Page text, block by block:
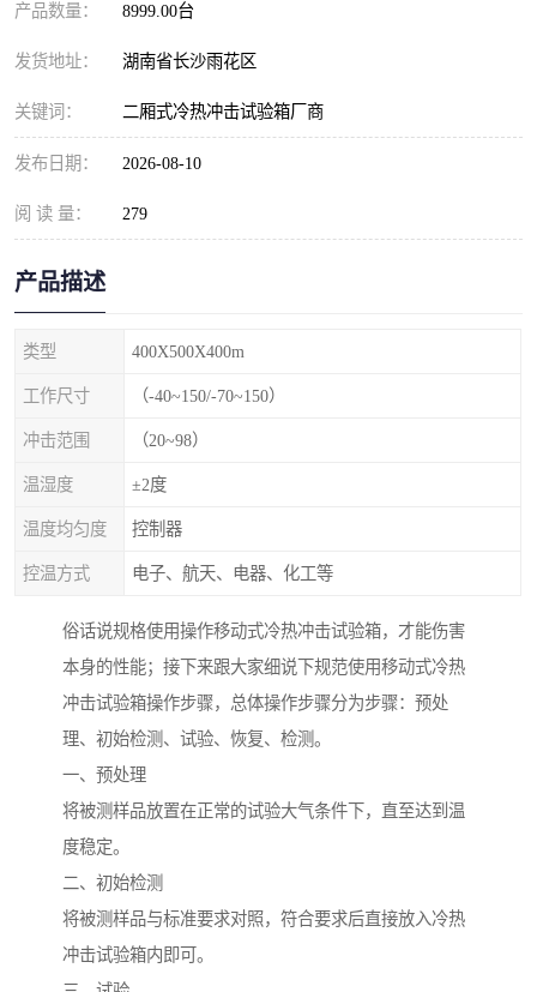
产品数量： 8999.00台
发货地址： 湖南省长沙雨花区
关键词： 二厢式冷热冲击试验箱厂商
发布日期： 2026-08-10
阅 读 量： 279
产品描述
类型 400X500X400m
工作尺寸 （-40~150/-70~150）
冲击范围 （20~98）
温湿度 ±2度
温度均匀度 控制器
控温方式 电子、航天、电器、化工等
俗话说规格使用操作移动式冷热冲击试验箱，才能伤害
本身的性能；接下来跟大家细说下规范使用移动式冷热
冲击试验箱操作步骤，总体操作步骤分为步骤：预处
理、初始检测、试验、恢复、检测。
一、预处理
将被测样品放置在正常的试验大气条件下，直至达到温
度稳定。
二、初始检测
将被测样品与标准要求对照，符合要求后直接放入冷热
冲击试验箱内即可。